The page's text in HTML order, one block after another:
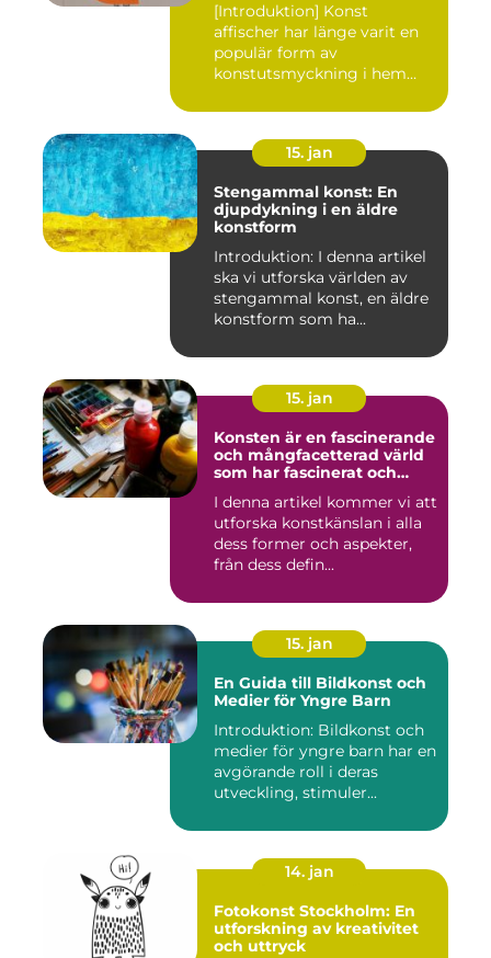
[Introduktion] Konst
affischer har länge varit en
populär form av
konstutsmyckning i hem
15. jan
Stengammal konst: En
djupdykning i en äldre
konstform
Introduktion: I denna artikel
ska vi utforska världen av
stengammal konst, en äldre
konstform som ha...
15. jan
Konsten är en fascinerande
och mångfacetterad värld
som har fascinerat och
århundraden
I denna artikel kommer vi att
utforska konstkänslan i alla
dess former och aspekter,
från dess defin...
15. jan
En Guida till Bildkonst och
Medier för Yngre Barn
Introduktion: Bildkonst och
medier för yngre barn har en
avgörande roll i deras
utveckling, stimuler...
14. jan
Fotokonst Stockholm: En
utforskning av kreativitet
och uttryck